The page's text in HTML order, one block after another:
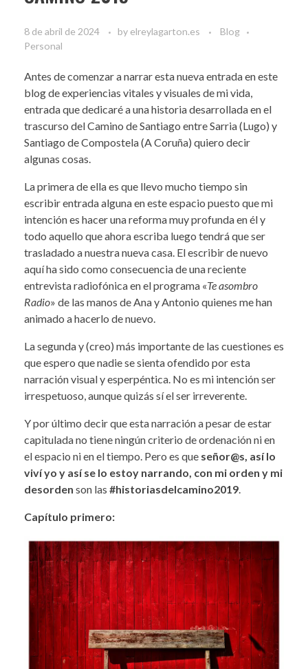
8 de abril de 2024 by elreylagarton.es
Blog
Personal
Antes de comenzar a narrar esta nueva entrada en este
blog de experiencias vitales y visuales de mi vida,
entrada que dedicaré a una historia desarrollada en el
trascurso del Camino de Santiago entre Sarria (Lugo) y
Santiago de Compostela (A Coruña) quiero decir
algunas cosas.
La primera de ella es que llevo mucho tiempo sin
escribir entrada alguna en este espacio puesto que mi
intención es hacer una reforma muy profunda en él y
todo aquello que ahora escriba luego tendrá que ser
trasladado a nuestra nueva casa. El escribir de nuevo
aquí ha sido como consecuencia de una reciente
entrevista radiofónica en el programa «Te asombro
Radio» de las manos de Ana y Antonio quienes me han
animado a hacerlo de nuevo.
La segunda y (creo) más importante de las cuestiones es
que espero que nadie se sienta ofendido por esta
narración visual y esperpéntica. No es mi intención ser
irrespetuoso, aunque quizás sí el ser irreverente.
Y por último decir que esta narración a pesar de estar
capitulada no tiene ningún criterio de ordenación ni en
el espacio ni en el tiempo. Pero es que señor@s, así lo
viví yo y así se lo estoy narrando, con mi orden y mi
desorden son las #historiasdelcamino2019.
Capítulo primero: